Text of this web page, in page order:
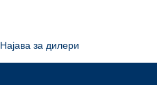
Најава за дилери